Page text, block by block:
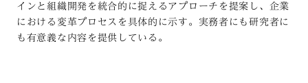
インと組織開発を統合的に捉えるアプローチを提案し、企業
における変革プロセスを具体的に示す。実務者にも研究者に
も有意義な内容を提供している。